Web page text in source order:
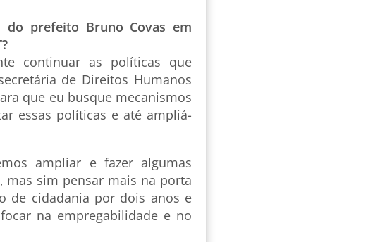
prefeito Bruno Covas em
continuar as políticas que
de Direitos Humanos
que eu busque mecanismos
essas políticas e até ampliá-
ampliar e fazer algumas
mas sim pensar mais na porta
de cidadania por dois anos e
na empregabilidade e no